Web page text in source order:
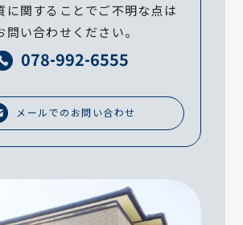
に関することでご不明な点は
問い合わせください。
078-992-6555
メールでのお問い合わせ